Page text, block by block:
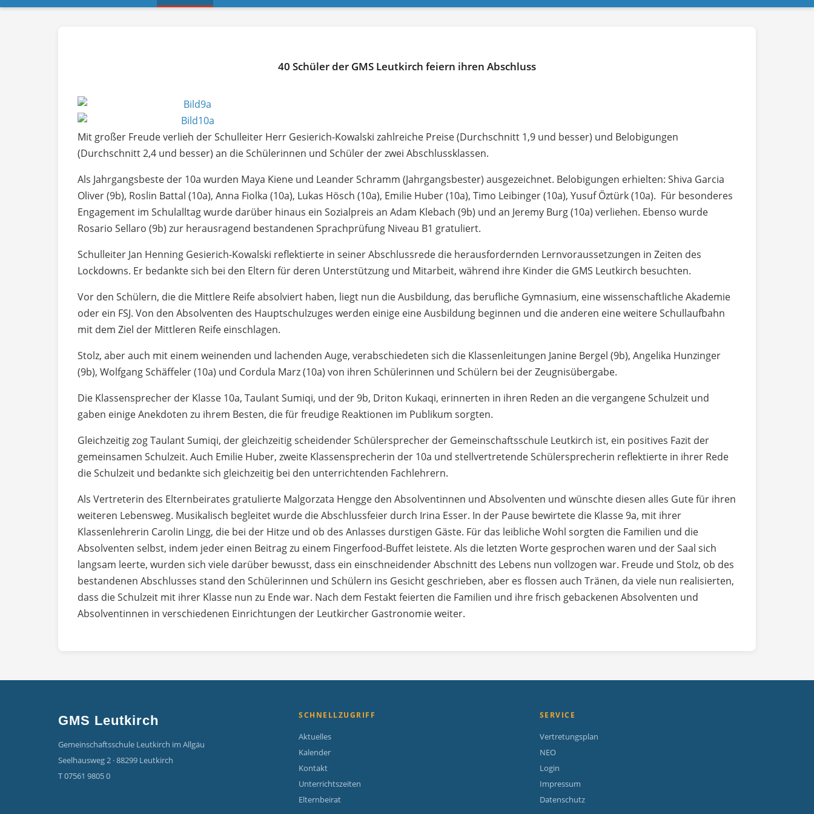
40 Schüler der GMS Leutkirch feiern ihren Abschluss
Mit großer Freude verlieh der Schulleiter Herr Gesierich-Kowalski zahlreiche Preise (Durchschnitt 1,9 und besser) und Belobigungen
(Durchschnitt 2,4 und besser) an die Schülerinnen und Schüler der zwei Abschlussklassen.
Als Jahrgangsbeste der 10a wurden Maya Kiene und Leander Schramm (Jahrgangsbester) ausgezeichnet. Belobigungen erhielten: Shiva Garcia
Oliver (9b), Roslin Battal (10a), Anna Fiolka (10a), Lukas Hösch (10a), Emilie Huber (10a), Timo Leibinger (10a), Yusuf Öztürk (10a). Für besonderes
Engagement im Schulalltag wurde darüber hinaus ein Sozialpreis an Adam Klebach (9b) und an Jeremy Burg (10a) verliehen. Ebenso wurde
Rosario Sellaro (9b) zur herausragend bestandenen Sprachprüfung Niveau B1 gratuliert.
Schulleiter Jan Henning Gesierich-Kowalski reflektierte in seiner Abschlussrede die herausfordernden Lernvoraussetzungen in Zeiten des
Lockdowns. Er bedankte sich bei den Eltern für deren Unterstützung und Mitarbeit, während ihre Kinder die GMS Leutkirch besuchten.
Vor den Schülern, die die Mittlere Reife absolviert haben, liegt nun die Ausbildung, das berufliche Gymnasium, eine wissenschaftliche Akademie
oder ein FSJ. Von den Absolventen des Hauptschulzuges werden einige eine Ausbildung beginnen und die anderen eine weitere Schullaufbahn
mit dem Ziel der Mittleren Reife einschlagen.
Stolz, aber auch mit einem weinenden und lachenden Auge, verabschiedeten sich die Klassenleitungen Janine Bergel (9b), Angelika Hunzinger
(9b), Wolfgang Schäffeler (10a) und Cordula Marz (10a) von ihren Schülerinnen und Schülern bei der Zeugnisübergabe.
Die Klassensprecher der Klasse 10a, Taulant Sumiqi, und der 9b, Driton Kukaqi, erinnerten in ihren Reden an die vergangene Schulzeit und
gaben einige Anekdoten zu ihrem Besten, die für freudige Reaktionen im Publikum sorgten.
Gleichzeitig zog Taulant Sumiqi, der gleichzeitig scheidender Schülersprecher der Gemeinschaftsschule Leutkirch ist, ein positives Fazit der
gemeinsamen Schulzeit. Auch Emilie Huber, zweite Klassensprecherin der 10a und stellvertretende Schülersprecherin reflektierte in ihrer Rede
die Schulzeit und bedankte sich gleichzeitig bei den unterrichtenden Fachlehrern.
Als Vertreterin des Elternbeirates gratulierte Malgorzata Hengge den Absolventinnen und Absolventen und wünschte diesen alles Gute für ihren
weiteren Lebensweg. Musikalisch begleitet wurde die Abschlussfeier durch Irina Esser. In der Pause bewirtete die Klasse 9a, mit ihrer
Klassenlehrerin Carolin Lingg, die bei der Hitze und ob des Anlasses durstigen Gäste. Für das leibliche Wohl sorgten die Familien und die
Absolventen selbst, indem jeder einen Beitrag zu einem Fingerfood-Buffet leistete. Als die letzten Worte gesprochen waren und der Saal sich
langsam leerte, wurden sich viele darüber bewusst, dass ein einschneidender Abschnitt des Lebens nun vollzogen war. Freude und Stolz, ob des
bestandenen Abschlusses stand den Schülerinnen und Schülern ins Gesicht geschrieben, aber es flossen auch Tränen, da viele nun realisierten,
dass die Schulzeit mit ihrer Klasse nun zu Ende war. Nach dem Festakt feierten die Familien und ihre frisch gebackenen Absolventen und
Absolventinnen in verschiedenen Einrichtungen der Leutkircher Gastronomie weiter.
GMS Leutkirch
Gemeinschaftsschule Leutkirch im Allgäu
Seelhausweg 2 · 88299 Leutkirch
T 07561 9805 0
SCHNELLZUGRIFF
Aktuelles
Kalender
Kontakt
Unterrichtszeiten
Elternbeirat
SERVICE
Vertretungsplan
NEO
Login
Impressum
Datenschutz